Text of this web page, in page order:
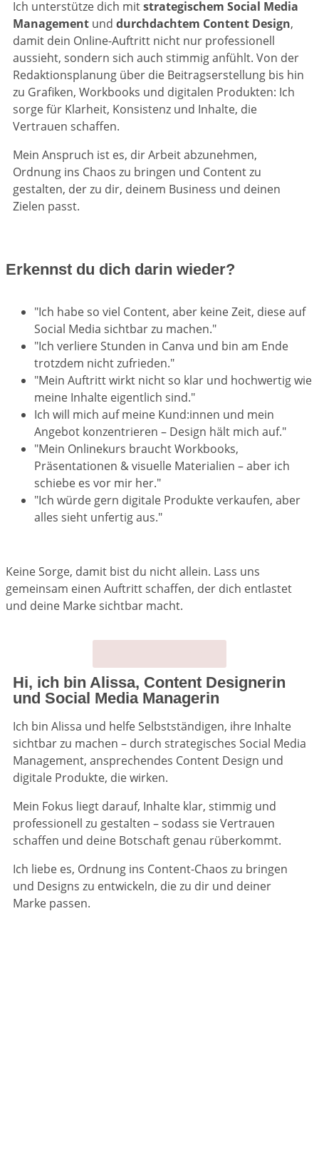
Ich unterstütze dich mitstrategischem Social Media
Management und durchdachtem Content Design,
damit dein Online-Auftritt nicht nur professionell
aussieht, sondern sich auch stimmig anfühlt. Von der
Redaktionsplanung über die Beitragserstellung bis hin
zu Grafiken, Workbooks und digitalen Produkten: Ich
sorge für Klarheit, Konsistenz und Inhalte, die
Vertrauen schaffen.
Mein Anspruch ist es, dir Arbeit abzunehmen,
Ordnung ins Chaos zu bringen und Content zu
gestalten, der zu dir, deinem Business und deinen
Zielen passt.
Erkennst du dich darin wieder?
"Ich habe so viel Content, aber keine Zeit, diese auf
Social Media sichtbar zu machen."
"Ich verliere Stunden in Canva und bin am Ende
trotzdem nicht zufrieden."
"Mein Auftritt wirkt nicht so klar und hochwertig wie
meine Inhalte eigentlich sind."
Ich will mich auf meine Kund:innen und mein
Angebot konzentrieren – Design hält mich auf."
"Mein Onlinekurs braucht Workbooks,
Präsentationen & visuelle Materialien – aber ich
schiebe es vor mir her."
"Ich würde gern digitale Produkte verkaufen, aber
alles sieht unfertig aus."
Keine Sorge, damit bist du nicht allein. Lass uns
gemeinsam einen Auftritt schaffen, der dich entlastet
und deine Marke sichtbar macht.
Hi, ich bin Alissa, Content Designerin
und Social Media Managerin
Ich bin Alissa und helfe Selbstständigen, ihre Inhalte
sichtbar zu machen – durch strategisches Social Media
Management, ansprechendes Content Design und
digitale Produkte, die wirken.
Mein Fokus liegt darauf, Inhalte klar, stimmig und
professionell zu gestalten – sodass sie Vertrauen
schaffen und deine Botschaft genau rüberkommt.
Ich liebe es, Ordnung ins Content-Chaos zu bringen
und Designs zu entwickeln, die zu dir und deiner
Marke passen.